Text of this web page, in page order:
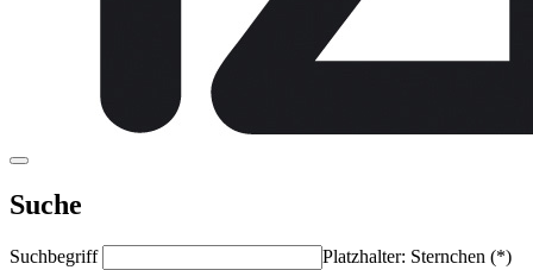
Suche
Suchbegriff
Platzhalter: Sternchen (*)